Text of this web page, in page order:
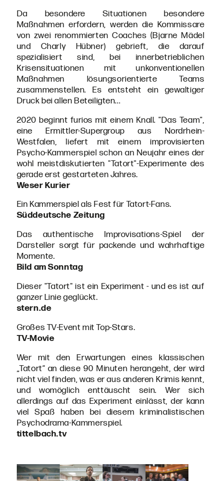
Da besondere Situationen besondere
Maßnahmen erfordern, werden die Kommissare
von zwei renommierten Coaches (Bjarne Mädel
und Charly Hübner) gebrieft, die darauf
spezialisiert sind, bei innerbetrieblichen
Krisensituationen mit unkonventionellen
Maßnahmen lösungsorientierte Teams
zusammenstellen. Es entsteht ein gewaltiger
Druck bei allen Beteiligten...
2020 beginnt furios mit einem Knall. "Das Team",
eine Ermittler-Supergroup aus Nordrhein-
Westfalen, liefert mit einem improvisierten
Psycho-Kammerspiel schon an Neujahr eines der
wohl meistdiskutierten "Tatort"-Experimente des
gerade erst gestarteten Jahres.
Weser Kurier
Ein Kammerspiel als Fest für Tatort-Fans.
Süddeutsche Zeitung
Das authentische Improvisations-Spiel der
Darsteller sorgt für packende und wahrhaftige
Momente.
Bild am Sonntag
Dieser "Tatort" ist ein Experiment - und es ist auf
ganzer Linie geglückt.
stern.de
Großes TV-Event mit Top-Stars.
TV-Movie
Wer mit den Erwartungen eines klassischen
„Tatort“ an diese 90 Minuten herangeht, der wird
nicht viel finden, was er aus anderen Krimis kennt,
und womöglich enttäuscht sein. Wer sich
allerdings auf das Experiment einlässt, der kann
viel Spaß haben bei diesem kriminalistischen
Psychodrama-Kammerspiel.
tittelbach.tv